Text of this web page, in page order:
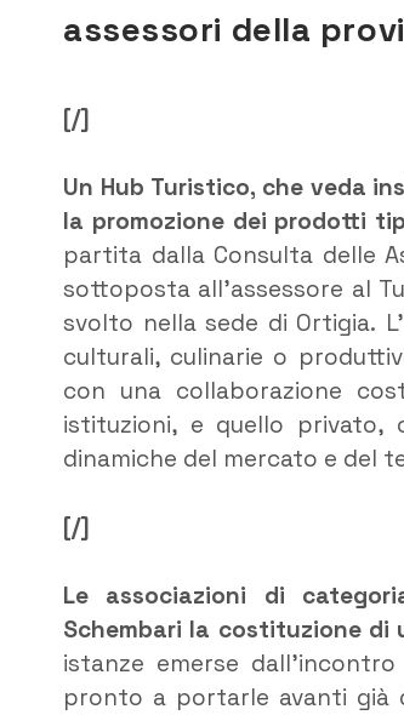
assessori della
[/]
Un Hub Turistico, che veda
la promozione dei prodotti
partita dalla Consulta delle
sottoposta all’assessore al
svolto nella sede di Ortigia.
culturali, culinarie o
con una collaborazione
istituzioni, e quello privato,
dinamiche del mercato e del
[/]
Le associazioni di
Schembari la costituzione di
istanze emerse
pronto a portarle avanti già